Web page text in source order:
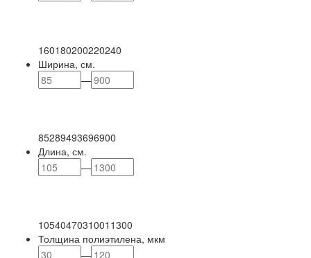
160180200220240
Ширина, см.
—
85289493696900
Длина, см.
—
1054047031001 1300
Толщина полиэтилена, мкм
—